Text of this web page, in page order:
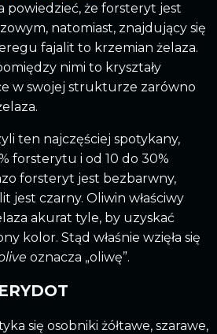
powiedzieć, że forsteryt jest
natomiast, znajdujący się
fajalit to krzemian żelaza.
nimi to kryształy
w swojej strukturze zarówno
ten najczęściej spotykany,
forsterytu i od 10 do 30%
forsteryt jest bezbarwny,
jest czarny. Oliwin właściwy
akurat tyle, by uzyskać
kolor. Stąd właśnie wzięła się
oznacza „oliwę”.
się osobniki żółtawe, szarawe,